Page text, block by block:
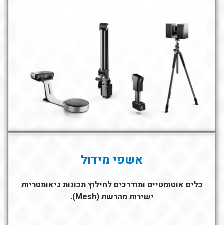
אשפי מידול
כלים אוטומטיים ומודרכים לחילוץ תכונות גיאומטריות
ישירות מהרשת (Mesh).